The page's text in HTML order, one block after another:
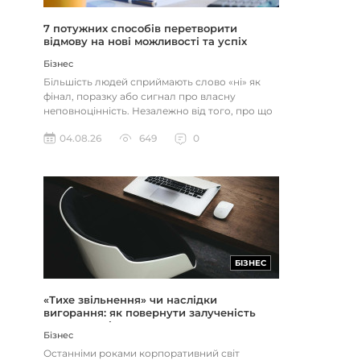
7 потужних способів перетворити
відмову на нові можливості та успіх
Бізнес
Більшість людей сприймають слово «ні» як
фінал, поразку або сигнал про власну
неповноцінність. Незалежно від того, про що
04.08.26
649 0
БІЗНЕС
«Тихе звільнення» чи наслідки
вигорання: як повернути залученість
через сенс і мету
Бізнес
Останніми роками корпоративний світ